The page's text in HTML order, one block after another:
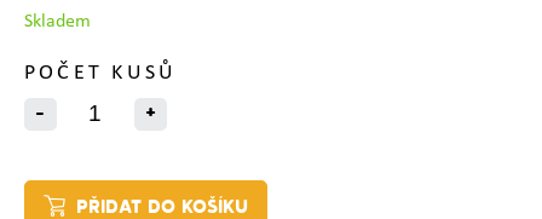
Skladem
POČET KUSŮ
-
+
PŘIDAT DO KOŠÍKU